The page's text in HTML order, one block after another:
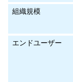
組織規模
エンドユーザー